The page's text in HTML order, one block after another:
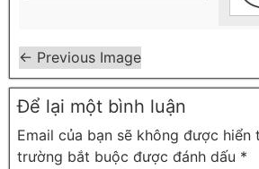
← Previous Image
Để lại một bình luận
Email của bạn sẽ không được hiển
trường bắt buộc được đánh dấu *